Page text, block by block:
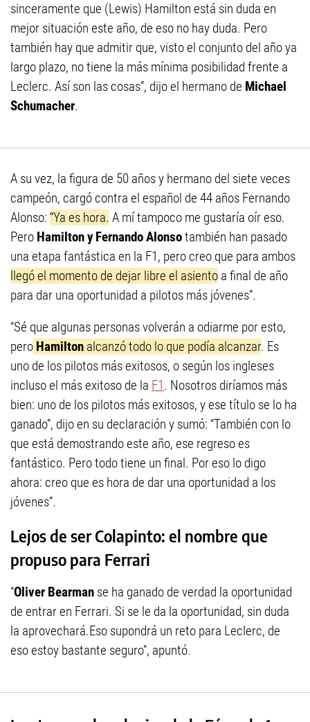
sinceramente que (Lewis) Hamilton está sin duda en
mejor situación este año, de eso no hay duda. Pero
también hay que admitir que, visto el conjunto del año ya
largo plazo, no tiene la más mínima posibilidad frente a
Leclerc. Así son las cosas”, dijo el hermano de Michael
Schumacher.
A su vez, la figura de 50 años y hermano del siete veces
campeón, cargó contra el español de 44 años Fernando
Alonso: “Ya es hora. A mí tampoco me gustaría oír eso.
Pero Hamilton y Fernando Alonsotambién han pasado
una etapa fantástica en la F1, pero creo que para ambos
llegó el momento de dejar libre el asiento a final de año
para dar una oportunidad a pilotos más jóvenes”.
“Sé que algunas personas volverán a odiarme por esto,
pero Hamilton alcanzó todo lo que podía alcanzar. Es
uno de los pilotos más exitosos, o según los ingleses
incluso el más exitoso de la F1. Nosotros diríamos más
bien: uno de los pilotos más exitosos, y ese título se lo ha
ganado”, dijo en su declaración y sumó: “También con lo
que está demostrando este año, ese regreso es
fantástico. Pero todo tiene un final. Por eso lo digo
ahora: creo que es hora de dar una oportunidad a los
jóvenes”.
Lejos de ser Colapinto: el nombre que
propuso para Ferrari
“Oliver Bearman se ha ganado de verdad la oportunidad
de entrar en Ferrari. Si se le da la oportunidad, sin duda
la aprovechará.Eso supondrá un reto para Leclerc, de
eso estoy bastante seguro”, apuntó.